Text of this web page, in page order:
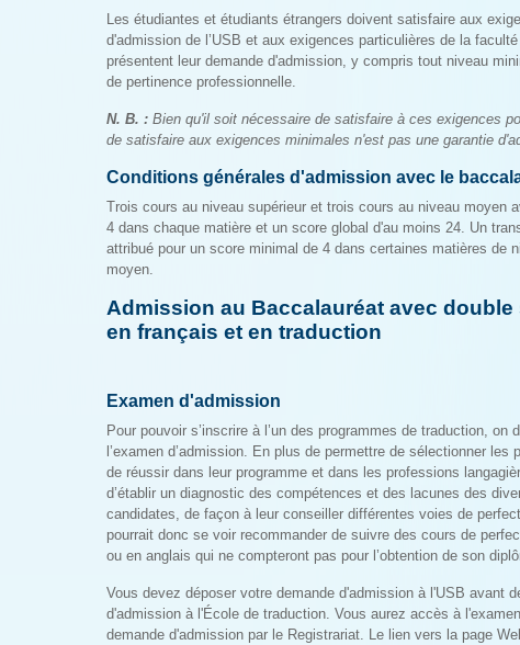
Les étudiantes et étudiants étrangers doivent satisfaire aux
d'admission de l’USB et aux exigences particulières de la
présentent leur demande d'admission, y compris tout niveau
de pertinence professionnelle.
N. B. : Bien qu'il soit nécessaire de satisfaire à ces exigences
de satisfaire aux exigences minimales n'est pas une garantie
Conditions générales d'admission avec le
Trois cours au niveau supérieur et trois cours au niveau moyen
4 dans chaque matière et un score global d'au moins 24. Un
attribué pour un score minimal de 4 dans certaines matières de
moyen.
Admission au Baccalauréat avec
en français et en traduction
Examen d'admission
Pour pouvoir s’inscrire à l’un des programmes de traduction, on
l’examen d’admission. En plus de permettre de sélectionner les
de réussir dans leur programme et dans les professions
d’établir un diagnostic des compétences et des lacunes des
candidates, de façon à leur conseiller différentes voies de
pourrait donc se voir recommander de suivre des cours de
ou en anglais qui ne compteront pas pour l’obtention de son
Vous devez déposer votre demande d'admission à l'USB avant
d'admission à l'École de traduction. Vous aurez accès à
demande d'admission par le Registrariat. Le lien vers la page